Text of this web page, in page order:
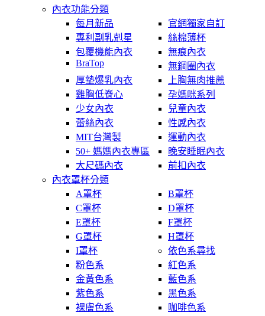
內衣功能分類
每月新品
官網獨家自訂
專利副乳剋星
絲棉薄杯
包覆機能內衣
無痕內衣
BraTop
無鋼圈內衣
厚墊爆乳內衣
上胸無肉推薦
雞胸低脊心
孕媽咪系列
少女內衣
兒童內衣
蕾絲內衣
性感內衣
MIT台灣製
運動內衣
50+ 媽媽內衣專區
晚安睡眠內衣
大尺碼內衣
前扣內衣
內衣罩杯分類
A罩杯
B罩杯
C罩杯
D罩杯
E罩杯
F罩杯
G罩杯
H罩杯
I罩杯
依色系尋找
粉色系
紅色系
金黃色系
藍色系
紫色系
黑色系
裸膚色系
咖啡色系